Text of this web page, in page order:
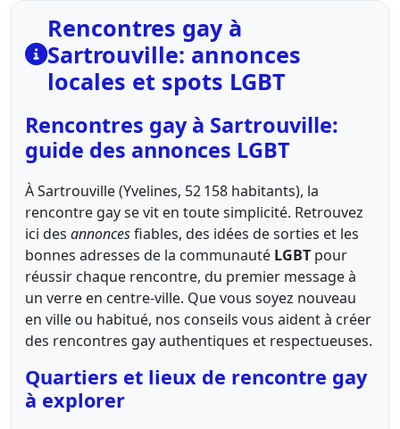
Rencontres gay à
Sartrouville: annonces
locales et spots LGBT
Rencontres gay à Sartrouville:
guide des annonces LGBT
À Sartrouville (Yvelines, 52 158 habitants), la
rencontre gay se vit en toute simplicité. Retrouvez
ici des annoncesfiables, des idées de sorties et les
bonnes adresses de la communauté LGBT pour
réussir chaque rencontre, du premier message à
un verre en centre-ville. Que vous soyez nouveau
en ville ou habitué, nos conseils vous aident à créer
des rencontres gay authentiques et respectueuses.
Quartiers et lieux de rencontre gay
à explorer